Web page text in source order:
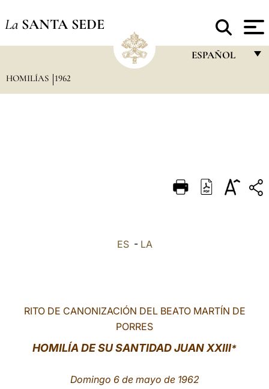
La SANTA SEDE
ESPAÑOL
DEUTSCH
HOMILÍAS 1962
ES- LA
RITO DE CANONIZACIÓN DEL BEATO MARTÍN DE
PORRES
HOMILÍA DE SU SANTIDAD JUAN XXIII*
Domingo 6 de mayo de 1962